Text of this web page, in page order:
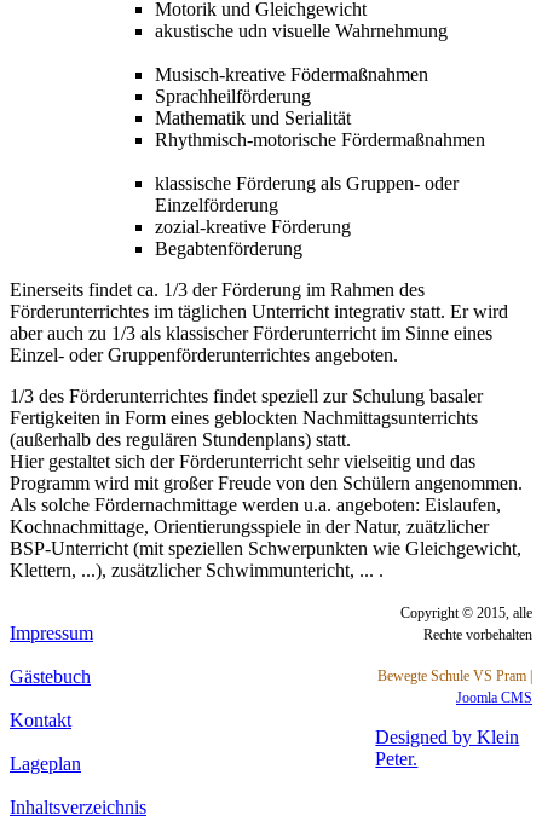
Motorik und Gleichgewicht
akustische udn visuelle Wahrnehmung
Musisch-kreative Födermaßnahmen
Sprachheilförderung
Mathematik und Serialität
Rhythmisch-motorische Fördermaßnahmen
klassische Förderung als Gruppen- oder
Einzelförderung
zozial-kreative Förderung
Begabtenförderung
Einerseits findet ca. 1/3 der Förderung im Rahmen des
Förderunterrichtes im täglichen Unterricht integrativ statt. Er wird
aber auch zu 1/3 als klassischer Förderunterricht im Sinne eines
Einzel- oder Gruppenförderunterrichtes angeboten.
1/3 des Förderunterrichtes findet speziell zur Schulung basaler
Fertigkeiten in Form eines geblockten Nachmittagsunterrichts
(außerhalb des regulären Stundenplans) statt.
Hier gestaltet sich der Förderunterricht sehr vielseitig und das
Programm wird mit großer Freude von den Schülern angenommen.
Als solche Fördernachmittage werden u.a. angeboten: Eislaufen,
Kochnachmittage, Orientierungsspiele in der Natur, zuätzlicher
BSP-Unterricht (mit speziellen Schwerpunkten wie Gleichgewicht,
Klettern, ...), zusätzlicher Schwimmuntericht, ... .
Impressum
Gästebuch
Kontakt
Lageplan
Inhaltsverzeichnis
Copyright © 2015, alle
Rechte vorbehalten
Bewegte Schule VS Pram |
Joomla CMS
Designed by Klein
Peter.